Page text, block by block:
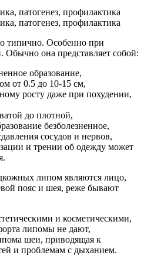
типично. Особенно при
Обычно она представляет собой:
образование,
от 0.5 до 10-15 см,
росту даже при похудении,
до плотной,
безболезненное,
сосудов и нервов,
и трении об одежду может
липом являются лицо,
пояс и шея, реже бывают
и косметическими,
липомы не дают,
шеи, приводящая к
и проблемам с дыханием.